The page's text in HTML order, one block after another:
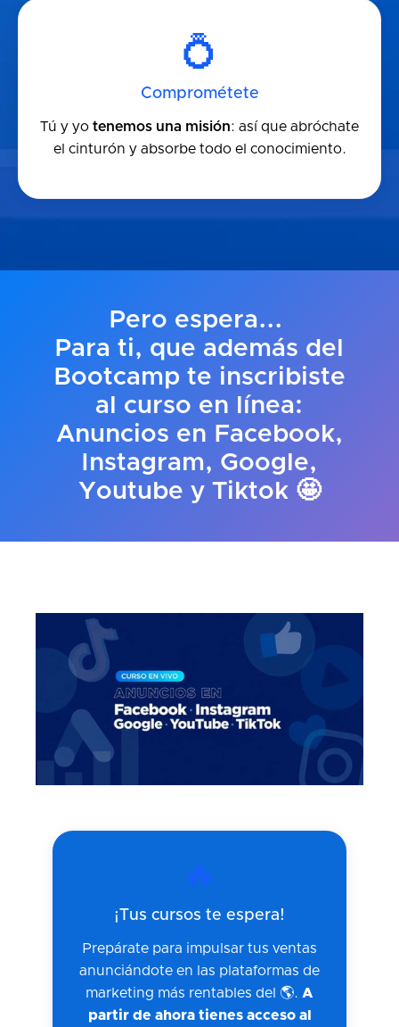
💍
Comprométete
Tú y yo tenemos una misión: así que abróchate
el cinturón y absorbe todo el conocimiento.
Pero espera...
Para ti, que además del
Bootcamp te inscribiste
al curso en línea:
Anuncios en Facebook,
Instagram, Google,
Youtube y Tiktok 🤩
🔥
¡Tus cursos te espera!
Prepárate para impulsar tus ventas
anunciándote en las plataformas de
marketing más rentables del 🌎. A
partir de ahora tienes acceso al